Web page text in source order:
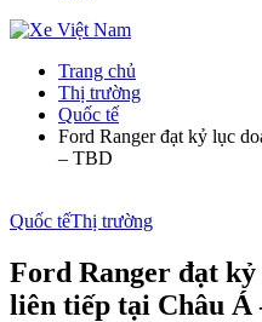
Trang chủ
Thị trường
Quốc tế
Ford Ranger đạt kỷ lục
– TBD
Quốc tếThị trường
Ford Ranger đạt kỷ
liên tiếp tại Châu Á